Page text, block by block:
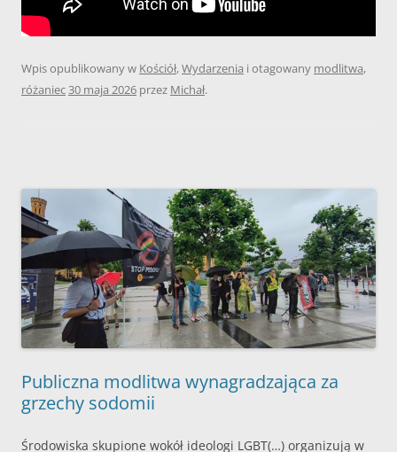
Wpis opublikowany w Kościół,Wydarzenia i otagowany modlitwa,
różaniec30 maja 2026 przez Michał.
Publiczna modlitwa wynagradzająca za
grzechy sodomii
Środowiska skupione wokół ideologi LGBT(…) organizują w